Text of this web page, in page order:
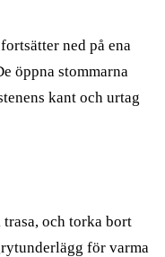
ned på ena
öppna stommarna
kant och urtag
och torka bort
för varma